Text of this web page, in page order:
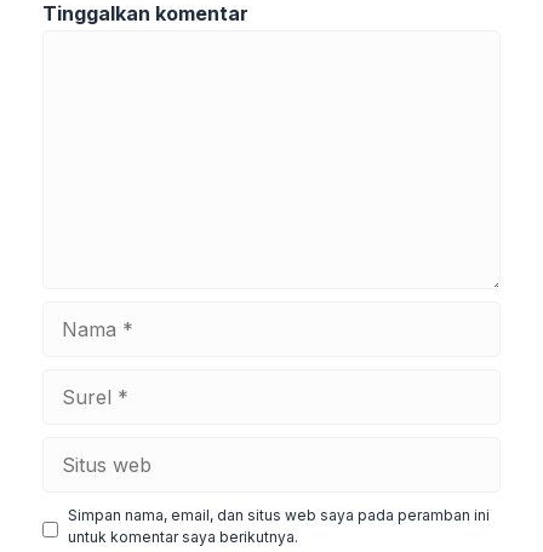
Tinggalkan komentar
Simpan nama, email, dan situs web saya pada peramban ini
untuk komentar saya berikutnya.